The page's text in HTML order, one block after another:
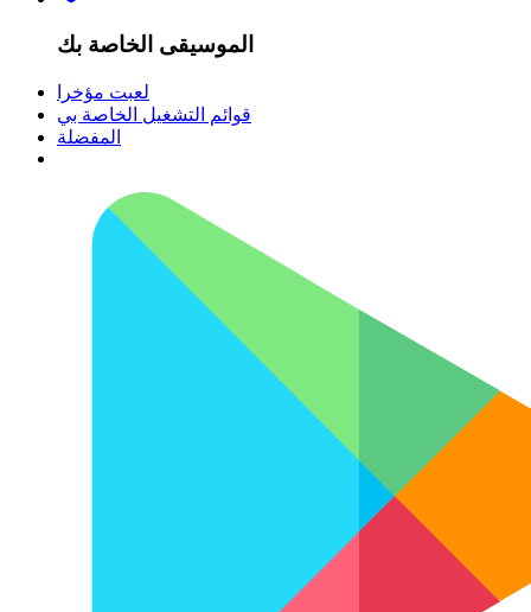
الموسيقى الخاصة بك
لعبت مؤخرا
قوائم التشغيل الخاصة بي
المفضلة